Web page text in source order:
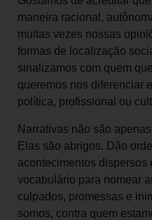
maneira racional,
muitas vezes nossas
formas de localização
sinalizamos com quem
queremos nos diferenciar
política, profissional ou
Narrativas não são
Elas são abrigos. Dão
acontecimentos dispersos
vocabulário para nomear
culpados, promessas e
somos, contra quem